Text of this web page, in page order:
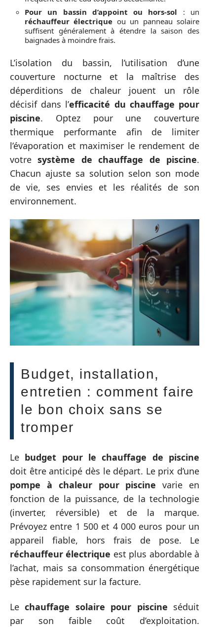
Pour un bassin d’appoint ou hors-sol : un
réchauffeur électrique ou un panneau solaire
suffisent généralement à étendre la saison des
baignades à moindre frais.
L’isolation du bassin, l’utilisation d’une
couverture nocturne et la maîtrise des
déperditions de chaleur jouent un rôle
décisif dans l’efficacité du chauffage pour
piscine. Optez pour une couverture
thermique performante afin de limiter
l’évaporation et maximiser le rendement de
votresystème de chauffage de piscine.
Chacun ajuste sa solution selon son mode
de vie, ses envies et les réalités de son
environnement.
Budget, installation,
entretien : comment faire
le bon choix sans se
tromper
Le budget pour le chauffage de piscine
doit être anticipé dès le départ. Le prix d’une
pompe à chaleur pour piscine varie en
fonction de la puissance, de la technologie
(inverter, réversible) et de la marque.
Prévoyez entre 1 500 et 4 000 euros pour un
appareil fiable, hors frais de pose. Le
réchauffeur électrique est plus abordable à
l’achat, mais sa consommation énergétique
pèse rapidement sur la facture.
Lechauffage solaire pour piscine séduit
par son faible coût d’exploitation.